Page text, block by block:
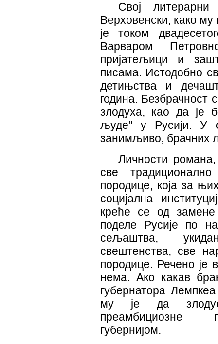
Свој
Верховенски, како му
је током
Варваром
пријатељици и
писама. Истодобно
детињства и
година. Безбрачност
злодуха, као да је
људе" у Русији. У
занимљиво, брачних
Личности
све
породице, која за
социјална
креће се од
поделе Русије по
сељаштва,
свештенства, све
породице. Речено је
нема. Ако какав
губернатора
му је да
преамбициозне
губернијом.